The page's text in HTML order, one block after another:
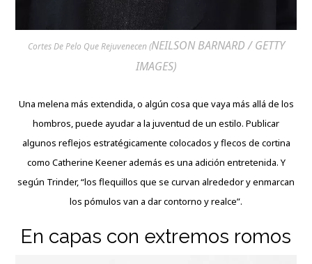
Cortes De Pelo Que Rejuvenecen (NEILSON BARNARD / GETTY
IMAGES)
Una melena más extendida, o algún cosa que vaya más allá de los
hombros, puede ayudar a la juventud de un estilo. Publicar
algunos reflejos estratégicamente colocados y flecos de cortina
como Catherine Keener además es una adición entretenida. Y
según Trinder, “los flequillos que se curvan alrededor y enmarcan
los pómulos van a dar contorno y realce”.
En capas con extremos romos